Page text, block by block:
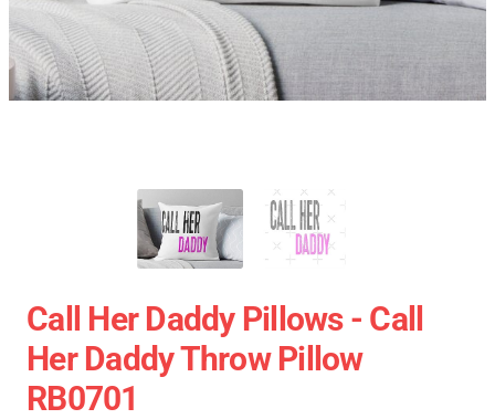
Call Her Daddy Pillows - Call
Her Daddy Throw Pillow
RB0701